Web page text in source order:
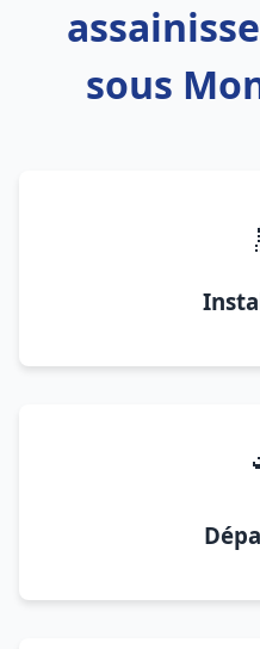
sous